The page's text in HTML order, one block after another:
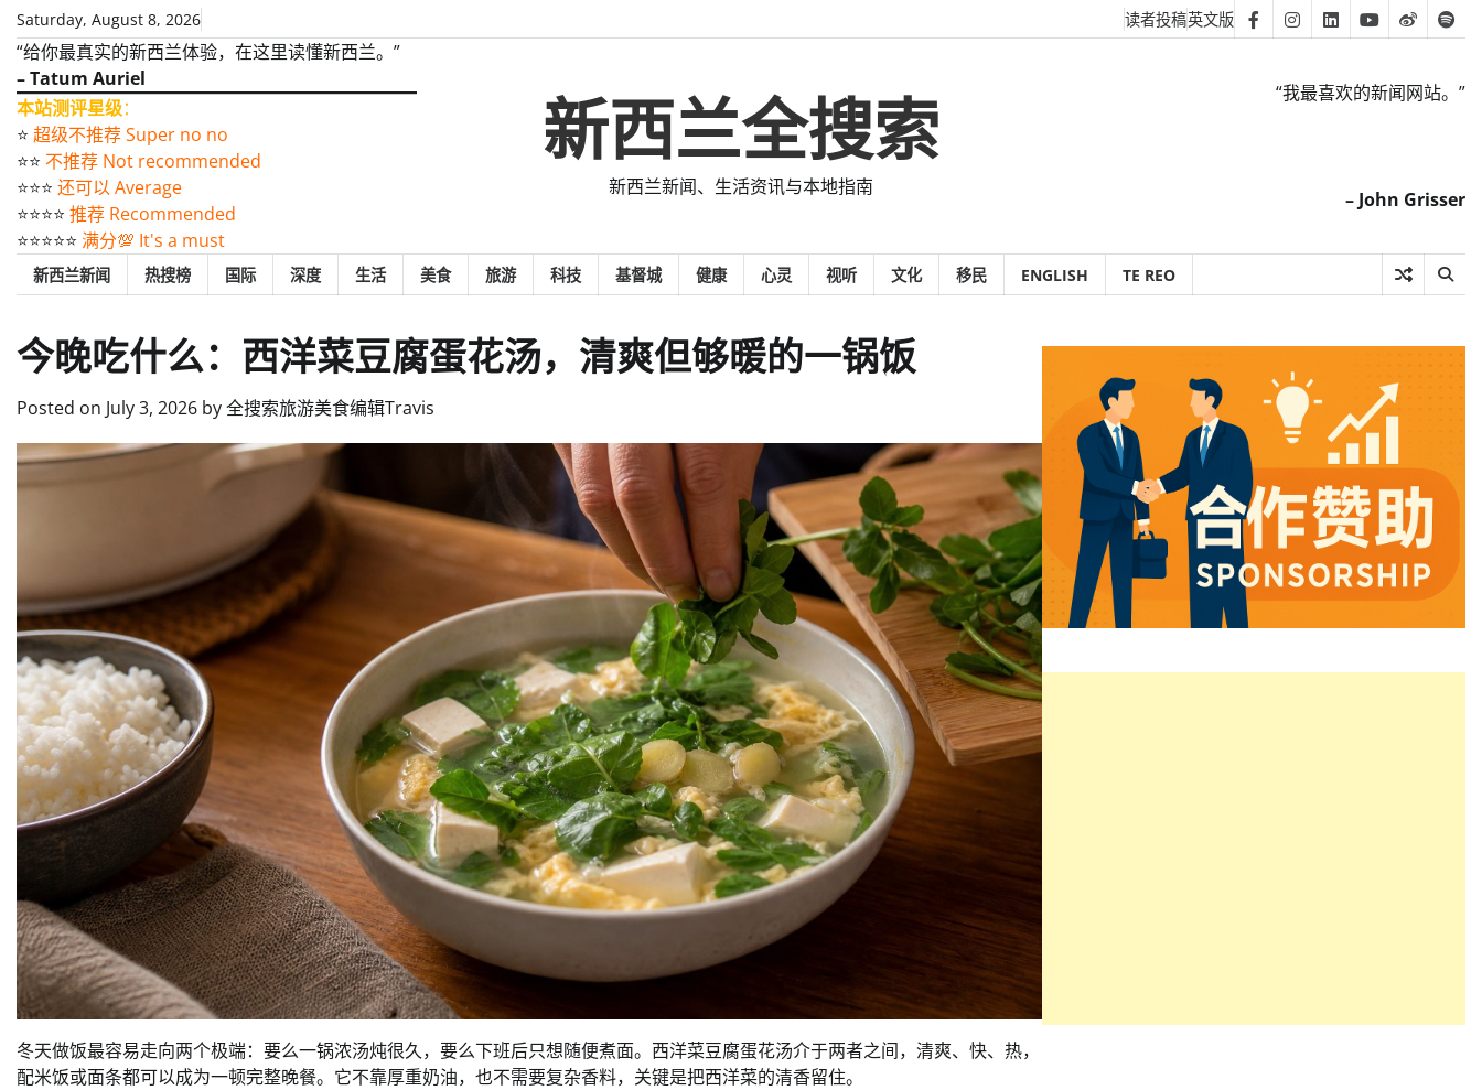
Skip
content
Saturday, August 8, 2026 读者投稿英文版 FacebookInstagram
LinkedinYoutube
Weibo
“给你最真实的新西兰体验，在这里读懂新西兰。”
– Tatum Auriel
本站测评星级：
⭐️ 超级不推荐 Super no no
⭐️⭐️ 不推荐 Not recommended
⭐️⭐️⭐️ 还可以 Average
⭐️⭐️⭐️⭐️ 推荐 Recommended
⭐️⭐️⭐️⭐️⭐️ 满分💯 It's a must
新西兰全搜索
新西兰新闻、生活资讯与本地指南
“我最喜欢的新闻网站。”
– John Grisser
新西兰新闻 热搜榜 国际 深度 生活 美食 旅游 科技 基督城 健康 心灵 视听 文化 移民 ENGLISH TE REO
今晚吃什么：西洋菜豆腐蛋花汤，清爽但够暖的一锅饭
Posted on July 3, 2026 by全搜索旅游美食编辑Travis
冬天做饭最容易走向两个极端：要么一锅浓汤炖很久，要么下班后只想随便煮面。西洋菜豆腐蛋花汤介于两者之间，清爽、快、热，
配米饭或面条都可以成为一顿完整晚餐。它不靠厚重奶油，也不需要复杂香料，关键是把西洋菜的清香留住。